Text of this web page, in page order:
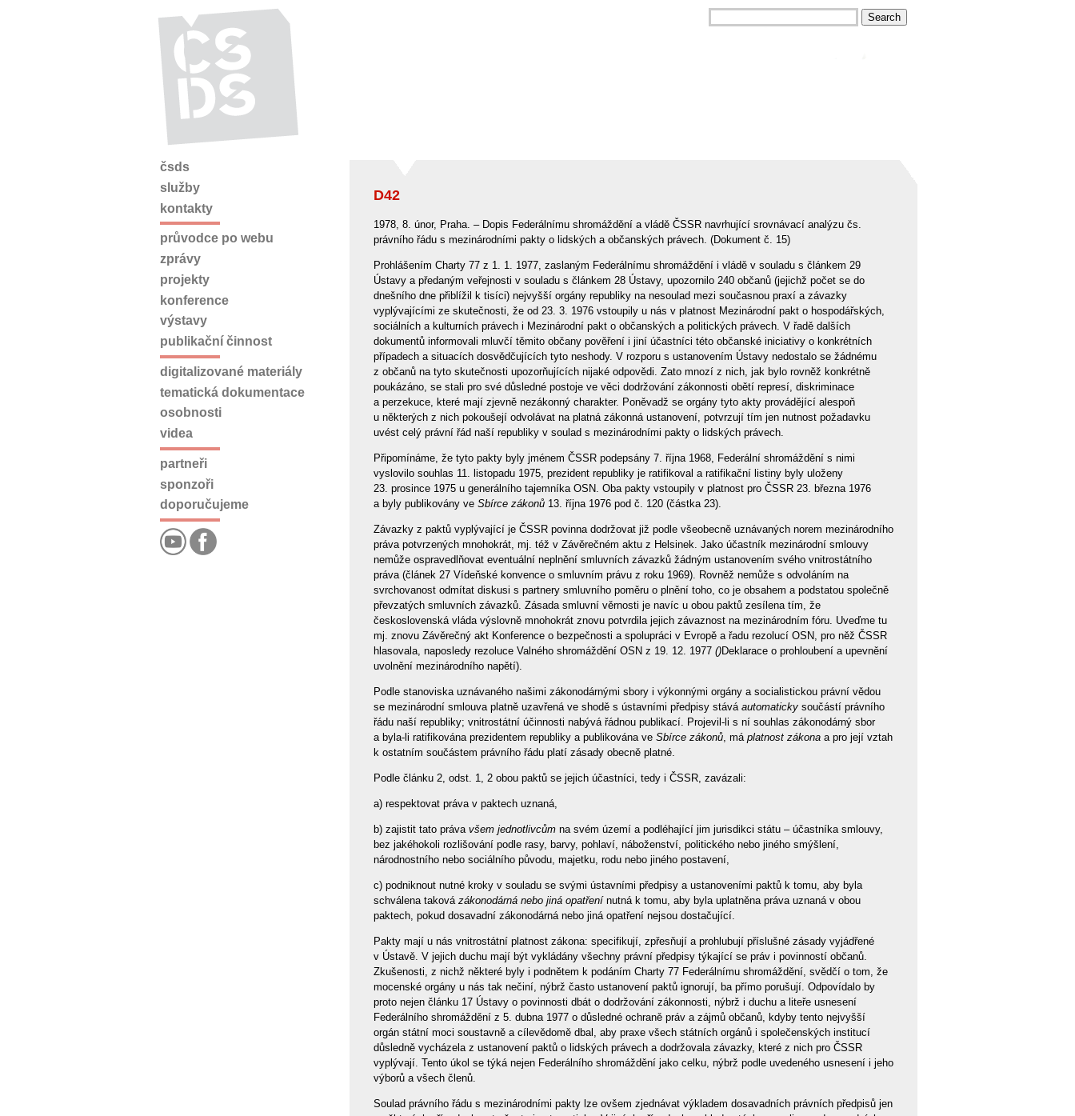
D42
1978, 8. únor, Praha. – Dopis Federálnímu shromáždění a vládě ČSSR navrhující srovnávací analýzu čs.
právního řádu s mezinárodními pakty o lidských a občanských právech. (Dokument č. 15)
Prohlášením Charty 77 z 1. 1. 1977, zaslaným Federálnímu shromáždění i vládě v souladu s článkem 29
Ústavy a předaným veřejnosti v souladu s článkem 28 Ústavy, upozornilo 240 občanů (jejichž počet se do
dnešního dne přiblížil k tisíci) nejvyšší orgány republiky na nesoulad mezi současnou praxí a závazky
vyplývajícími ze skutečnosti, že od 23. 3. 1976 vstoupily u nás v platnost Mezinárodní pakt o hospodářských,
sociálních a kulturních právech i Mezinárodní pakt o občanských a politických právech. V řadě dalších
dokumentů informovali mluvčí těmito občany pověření i jiní účastníci této občanské iniciativy o konkrétních
případech a situacích dosvědčujících tyto neshody. V rozporu s ustanovením Ústavy nedostalo se žádnému
z občanů na tyto skutečnosti upozorňujících nijaké odpovědi. Zato mnozí z nich, jak bylo rovněž konkrétně
poukázáno, se stali pro své důsledné postoje ve věci dodržování zákonnosti obětí represí, diskriminace
a perzekuce, které mají zjevně nezákonný charakter. Poněvadž se orgány tyto akty provádějící alespoň
u některých z nich pokoušejí odvolávat na platná zákonná ustanovení, potvrzují tím jen nutnost požadavku
uvést celý právní řád naší republiky v soulad s mezinárodními pakty o lidských právech.
Připomínáme, že tyto pakty byly jménem ČSSR podepsány 7. října 1968, Federální shromáždění s nimi
vyslovilo souhlas 11. listopadu 1975, prezident republiky je ratifikoval a ratifikační listiny byly uloženy
23. prosince 1975 u generálního tajemníka OSN. Oba pakty vstoupily v platnost pro ČSSR 23. března 1976
a byly publikovány ve Sbírce zákonů 13. října 1976 pod č. 120 (částka 23).
Závazky z paktů vyplývající je ČSSR povinna dodržovat již podle všeobecně uznávaných norem mezinárodního
práva potvrzených mnohokrát, mj. též v Závěrečném aktu z Helsinek. Jako účastník mezinárodní smlouvy
nemůže ospravedlňovat eventuální neplnění smluvních závazků žádným ustanovením svého vnitrostátního
práva (článek 27 Vídeňské konvence o smluvním právu z roku 1969). Rovněž nemůže s odvoláním na
svrchovanost odmítat diskusi s partnery smluvního poměru o plnění toho, co je obsahem a podstatou společně
převzatých smluvních závazků. Zásada smluvní věrnosti je navíc u obou paktů zesílena tím, že
československá vláda výslovně mnohokrát znovu potvrdila jejich závaznost na mezinárodním fóru. Uveďme tu
mj. znovu Závěrečný akt Konference o bezpečnosti a spolupráci v Evropě a řadu rezolucí OSN, pro něž ČSSR
hlasovala, naposledy rezoluce Valného shromáždění OSN z 19. 12. 1977 ()Deklarace o prohloubení a upevnění
uvolnění mezinárodního napětí).
Podle stanoviska uznávaného našimi zákonodárnými sbory i výkonnými orgány a socialistickou právní vědou
se mezinárodní smlouva platně uzavřená ve shodě s ústavními předpisy stává automaticky součástí právního
řádu naší republiky; vnitrostátní účinnosti nabývá řádnou publikací. Projevil-li s ní souhlas zákonodárný sbor
a byla-li ratifikována prezidentem republiky a publikována ve Sbírce zákonů, má platnost zákona a pro její vztah
k ostatním součástem právního řádu platí zásady obecně platné.
Podle článku 2, odst. 1, 2 obou paktů se jejich účastníci, tedy i ČSSR, zavázali:
a) respektovat práva v paktech uznaná,
b) zajistit tato práva všem jednotlivcům na svém území a podléhající jim jurisdikci státu – účastníka smlouvy,
bez jakéhokoli rozlišování podle rasy, barvy, pohlaví, náboženství, politického nebo jiného smýšlení,
národnostního nebo sociálního původu, majetku, rodu nebo jiného postavení,
c) podniknout nutné kroky v souladu se svými ústavními předpisy a ustanoveními paktů k tomu, aby byla
schválena taková zákonodárná nebo jiná opatřenínutná k tomu, aby byla uplatněna práva uznaná v obou
paktech, pokud dosavadní zákonodárná nebo jiná opatření nejsou dostačující.
Pakty mají u nás vnitrostátní platnost zákona: specifikují, zpřesňují a prohlubují příslušné zásady vyjádřené
v Ústavě. V jejich duchu mají být vykládány všechny právní předpisy týkající se práv i povinností občanů.
Zkušenosti, z nichž některé byly i podnětem k podáním Charty 77 Federálnímu shromáždění, svědčí o tom, že
mocenské orgány u nás tak nečiní, nýbrž často ustanovení paktů ignorují, ba přímo porušují. Odpovídalo by
proto nejen článku 17 Ústavy o povinnosti dbát o dodržování zákonnosti, nýbrž i duchu a liteře usnesení
Federálního shromáždění z 5. dubna 1977 o důsledné ochraně práv a zájmů občanů, kdyby tento nejvyšší
orgán státní moci soustavně a cílevědomě dbal, aby praxe všech státních orgánů i společenských institucí
důsledně vycházela z ustanovení paktů o lidských právech a dodržovala závazky, které z nich pro ČSSR
vyplývají. Tento úkol se týká nejen Federálního shromáždění jako celku, nýbrž podle uvedeného usnesení i jeho
výborů a všech členů.
Soulad právního řádu s mezinárodními pakty lze ovšem zjednávat výkladem dosavadních právních předpisů jen
čsds
služby
kontakty
průvodce po webu
zprávy
projekty
konference
výstavy
publikační činnost
digitalizované materiály
tematická dokumentace
osobnosti
videa
partneři
sponzoři
doporučujeme